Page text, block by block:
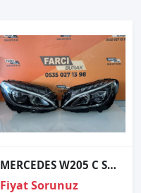
MERCEDES W205 C SERİSİ SAĞ SOL FAR a2058203661
Fiyat Sorunuz